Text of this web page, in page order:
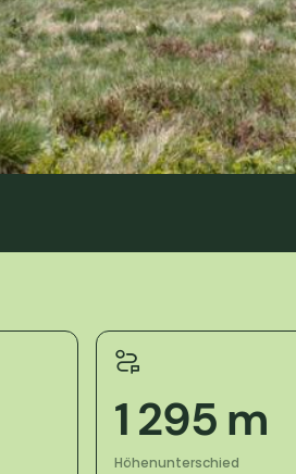
1 295 m
Höhenunterschied